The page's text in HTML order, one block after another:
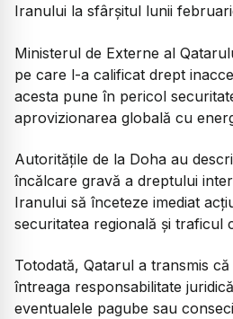
Iranului la sfârșitul lunii
Ministerul de Externe al
pe care l-a calificat drept
acesta pune în pericol
aprovizionarea globală cu
Autoritățile de la Doha au
încălcare gravă a dreptului
Iranului să înceteze imediat
securitatea regională și traficul
Totodată, Qatarul a transmis
întreaga responsabilitate
eventualele pagube sau